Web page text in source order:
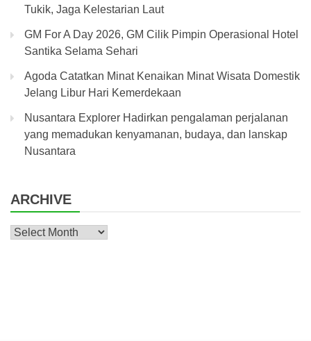
Tukik, Jaga Kelestarian Laut
GM For A Day 2026, GM Cilik Pimpin Operasional Hotel
Santika Selama Sehari
Agoda Catatkan Minat Kenaikan Minat Wisata Domestik
Jelang Libur Hari Kemerdekaan
Nusantara Explorer Hadirkan pengalaman perjalanan
yang memadukan kenyamanan, budaya, dan lanskap
Nusantara
ARCHIVE
Archive